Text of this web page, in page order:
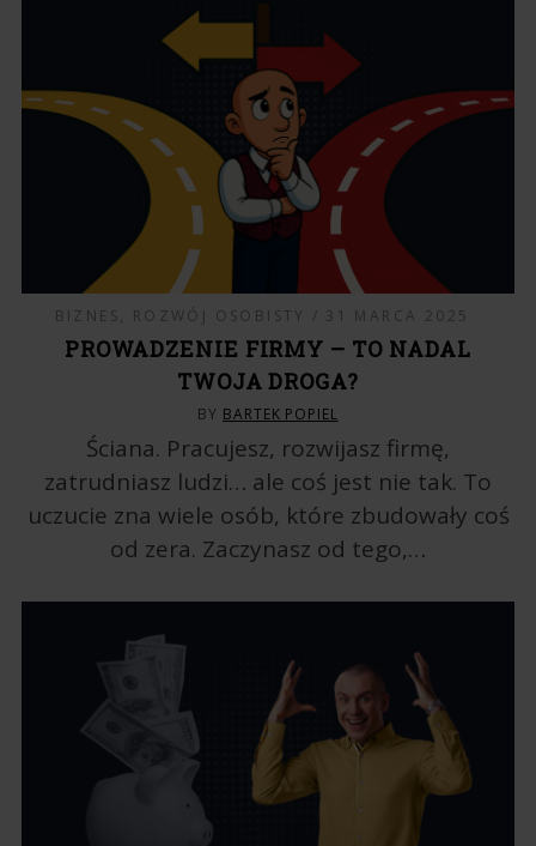
BIZNES, ROZWÓJ OSOBISTY 31 MARCA 2025
PROWADZENIE FIRMY – TO NADAL
TWOJA DROGA?
BY BARTEK POPIEL
Ściana. Pracujesz, rozwijasz firmę,
zatrudniasz ludzi… ale coś jest nie tak. To
uczucie zna wiele osób, które zbudowały coś
od zera. Zaczynasz od tego,…